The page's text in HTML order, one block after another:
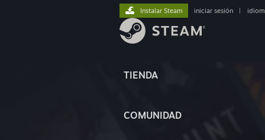
TIENDA
COMUNIDAD
Instalar Steam iniciar sesión